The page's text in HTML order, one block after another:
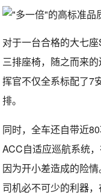
对于一台合格的大七
三排座椅，随之而来
挥官不仅全系标配了7
排。
同时，全车还自带近
ACC自适应巡航系统
因为开小差造成的险
司机必不可少的利器